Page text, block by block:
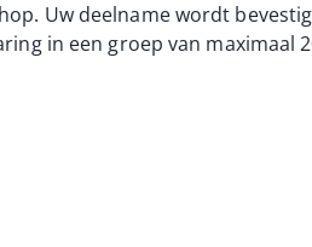
Uw deelname wordt
in een groep van maximaal